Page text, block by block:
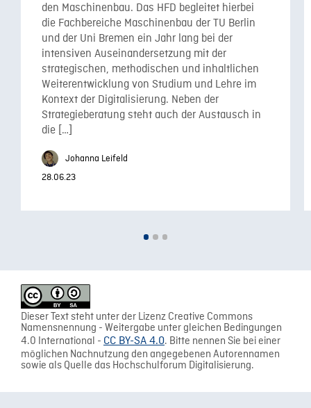
den Maschinenbau. Das HFD begleitet hierbei
die Fachbereiche Maschinenbau der TU Berlin
und der Uni Bremen ein Jahr lang bei der
intensiven Auseinandersetzung mit der
strategischen, methodischen und inhaltlichen
Weiterentwicklung von Studium und Lehre im
Kontext der Digitalisierung. Neben der
Strategieberatung steht auch der Austausch in
die […]
Johanna Leifeld
28.06.23
Dieser Text steht unter der Lizenz Creative Commons
Namensnennung - Weitergabe unter gleichen Bedingungen
4.0 International - CC BY-SA 4.0. Bitte nennen Sie bei einer
möglichen Nachnutzung den angegebenen Autorennamen
sowie als Quelle das Hochschulforum Digitalisierung.